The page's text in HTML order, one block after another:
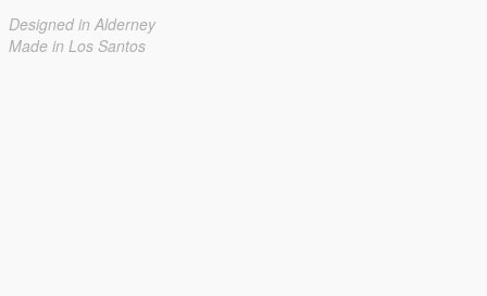
Designed in Alderney
Made in Los Santos